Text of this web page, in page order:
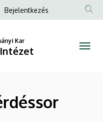
Anonim
fiók
menüje
Bejelentkezés
Kar